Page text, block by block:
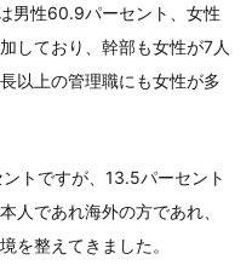
男性60.9パーセント、女性
しており、幹部も女性が7人
以上の管理職にも女性が多
トですが、13.5パーセント
人であれ海外の方であれ、
を整えてきました。